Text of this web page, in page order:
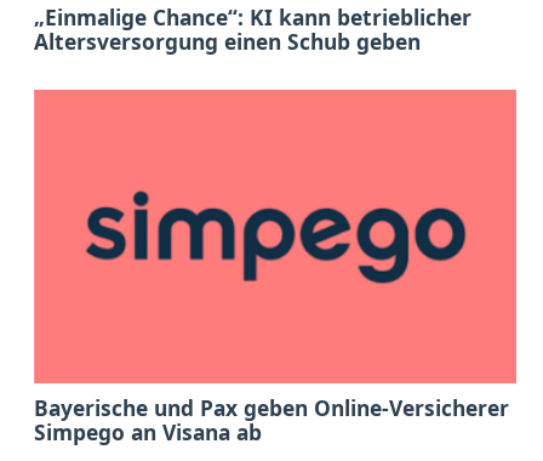
„Einmalige Chance“: KI kann betrieblicher
Altersversorgung einen Schub geben
Bayerische und Pax geben Online-Versicherer
Simpego an Visana ab